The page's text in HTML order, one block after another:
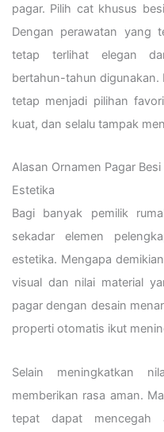
pagar. Pilih cat khusus
Dengan perawatan yang
tetap terlihat elegan
bertahun-tahun digunakan.
tetap menjadi pilihan
kuat, dan selalu tampak
Alasan Ornamen Pagar
Estetika
Bagi banyak pemilik
sekadar elemen
estetika. Mengapa
visual dan nilai material
pagar dengan desain
properti otomatis ikut
Selain meningkatkan
memberikan rasa aman.
tepat dapat mencegah